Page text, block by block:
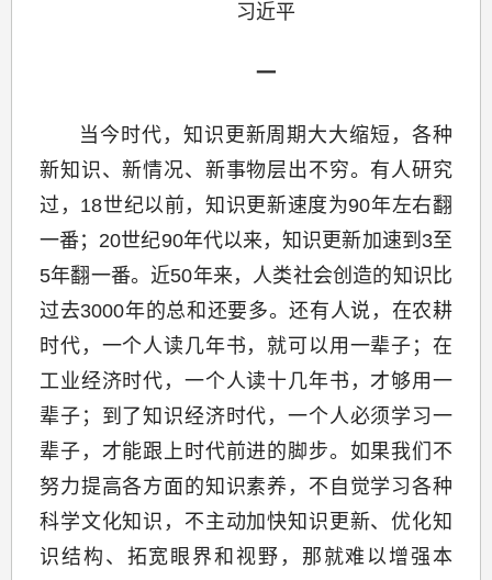
习近平
一
当今时代，知识更新周期大大缩短，各种
新知识、新情况、新事物层出不穷。有人研究
过，18世纪以前，知识更新速度为90年左右翻
一番；20世纪90年代以来，知识更新加速到3至
5年翻一番。近50年来，人类社会创造的知识比
过去3000年的总和还要多。还有人说，在农耕
时代，一个人读几年书，就可以用一辈子；在
工业经济时代，一个人读十几年书，才够用一
辈子；到了知识经济时代，一个人必须学习一
辈子，才能跟上时代前进的脚步。如果我们不
努力提高各方面的知识素养，不自觉学习各种
科学文化知识，不主动加快知识更新、优化知
识结构、拓宽眼界和视野，那就难以增强本